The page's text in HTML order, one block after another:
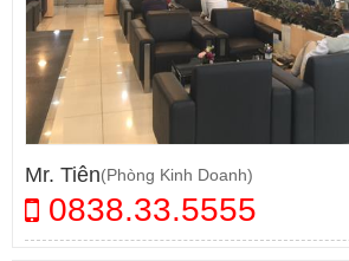
Mr. Tiên(Phòng Kinh Doanh)
0838.33.5555